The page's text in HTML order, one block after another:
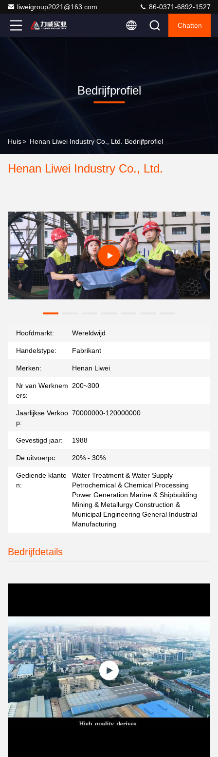
liweigroup2021@163.com 86-0371-6892-1527
Chatten
Bedrijfprofiel
Huis> Henan Liwei Industry Co., Ltd. Bedrijfprofiel
Henan Liwei Industry Co., Ltd.
Hoofdmarkt: Wereldwijd
Handelstype: Fabrikant
Merken: Henan Liwei
Nr van Werknem
ers:
200~300
Jaarlijkse Verkoo
p:
70000000-120000000
Gevestigd jaar: 1988
De uitvoerpc: 20% - 30%
Gediende klante
n:
Water Treatment & Water Supply
Petrochemical & Chemical Processing
Power Generation Marine & Shipbuilding
Mining & Metallurgy Construction &
Municipal Engineering General Industrial
Manufacturing
Bedrijfdetails